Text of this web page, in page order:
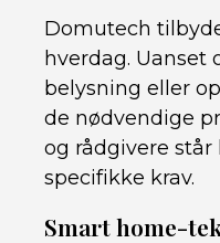
Domutech
hverdag.
belysning eller
de nødvendige
og rådgivere
specifikke krav.
Smart home-